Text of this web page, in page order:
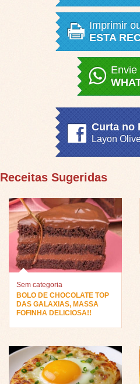
Imprimir
ESTA
Envie
Curta no
Layon
Receitas Sugeridas
Sem categoria
BOLO DE CHOCOLATE TOP
DAS GALAXIAS, MASSA
FOFINHA DELICIOSA!!